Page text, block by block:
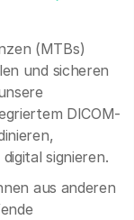
(MTBs)
und sicheren
DICOM-
signieren.
aus anderen